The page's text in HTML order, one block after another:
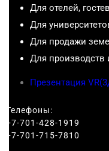
Для отелей,
Для
Для продажи
Для производств
Презентация
Телефоны:
+7-701-428-1919
+7-701-715-7810